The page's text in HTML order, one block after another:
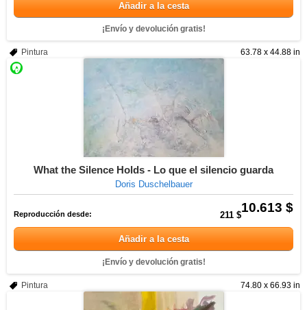
Añadir a la cesta
¡Envío y devolución gratis!
63.78 x 44.88 in
Pintura
What the Silence Holds - Lo que el silencio guarda
Doris Duschelbauer
10.613 $
Reproducción desde: 211 $
Añadir a la cesta
¡Envío y devolución gratis!
74.80 x 66.93 in
Pintura